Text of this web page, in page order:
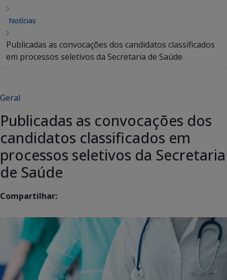
Notícias
Publicadas as convocações dos candidatos classificados
em processos seletivos da Secretaria de Saúde
Geral
Publicadas as convocações dos
candidatos classificados em
processos seletivos da Secretaria
de Saúde
Compartilhar: